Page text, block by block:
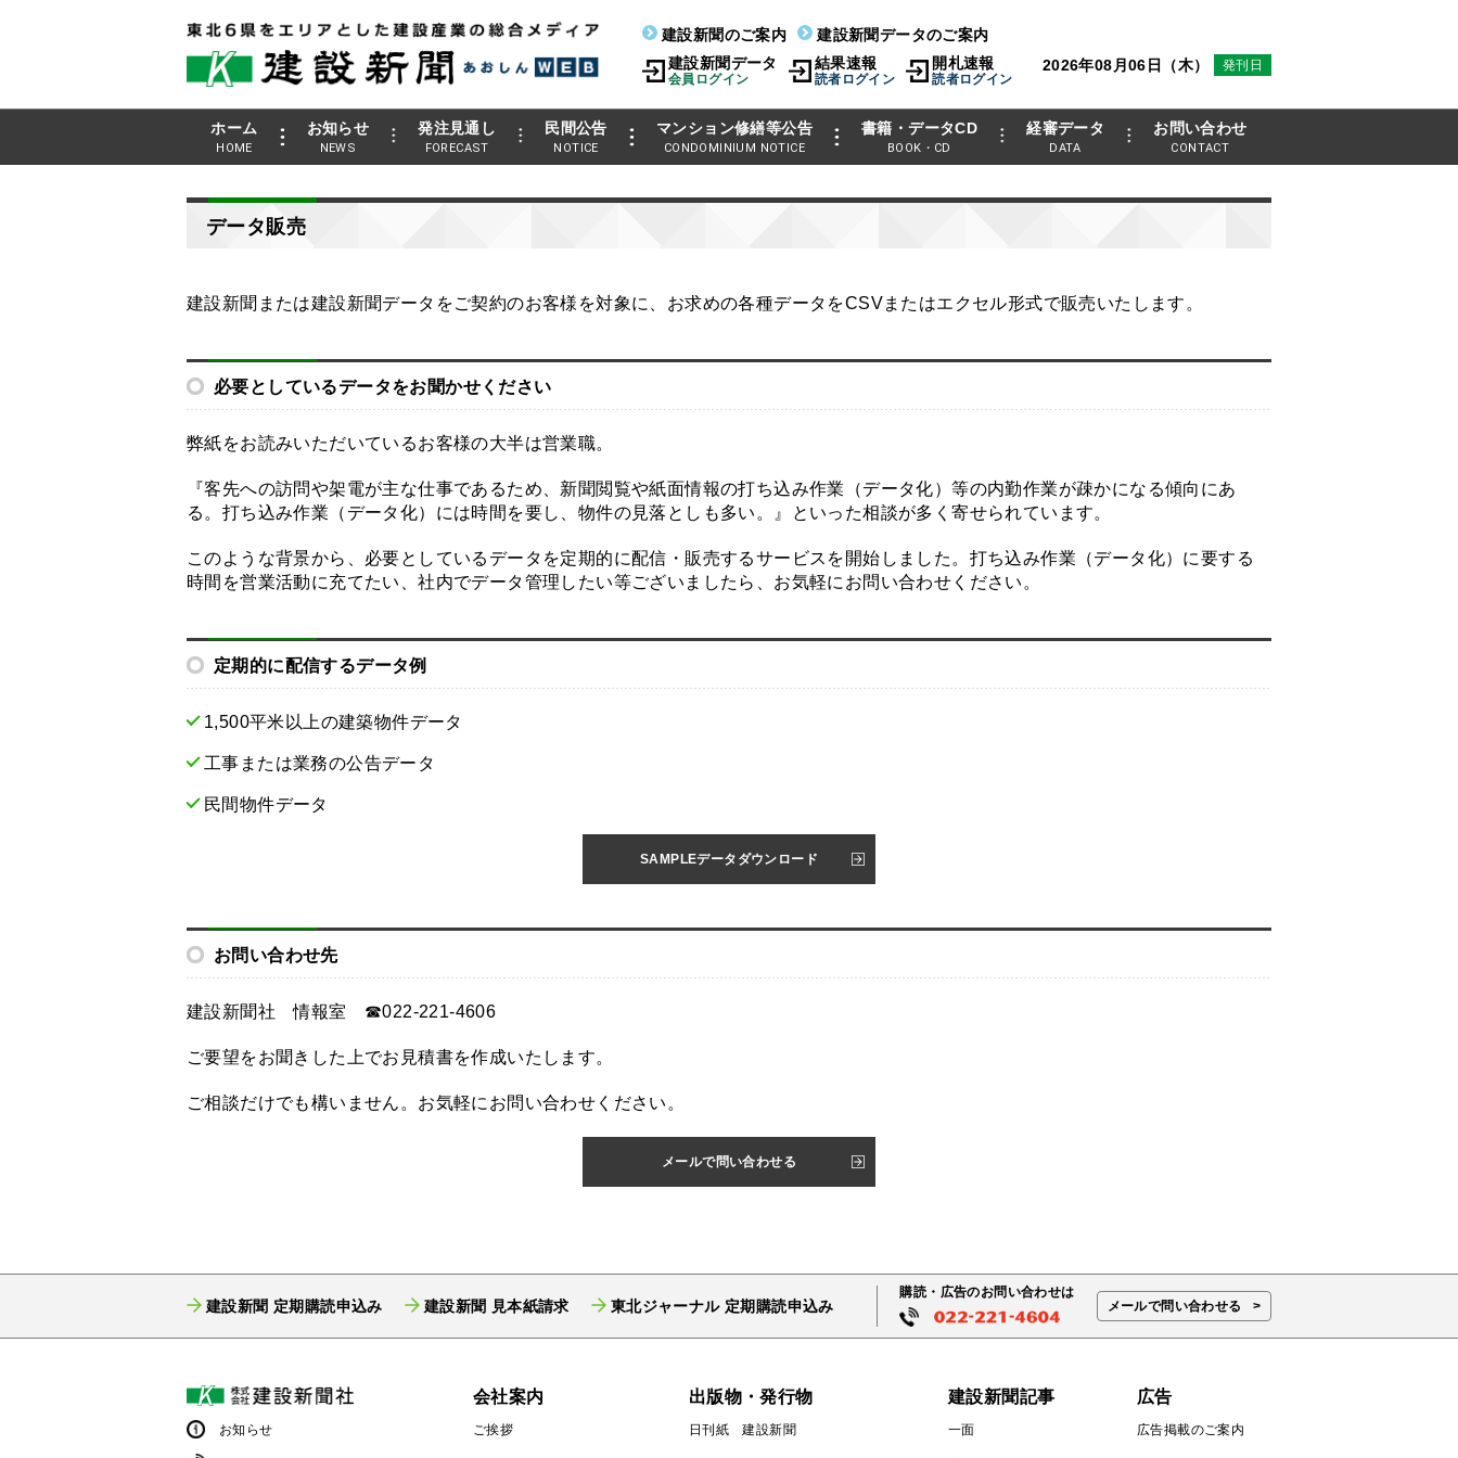
2026年08月06日（木） 発刊日
建設新聞のご案内
建設新聞データのご案内
建設新聞データ
会員ログイン
結果速報
読者ログイン
開札速報
読者ログイン
ホーム
HOME
お知らせ
NEWS
発注見通し
FORECAST
民間公告
NOTICE
マンション修繕等公告
CONDOMINIUM NOTICE
書籍・データCD
BOOK・CD
経審データ
DATA
お問い合わせ
CONTACT
データ販売
建設新聞または建設新聞データをご契約のお客様を対象に、お求めの各種データをCSVまたはエクセル形式で販売いたします。
必要としているデータをお聞かせください
弊紙をお読みいただいているお客様の大半は営業職。
『客先への訪問や架電が主な仕事であるため、新聞閲覧や紙面情報の打ち込み作業（データ化）等の内勤作業が疎かになる傾向にあ
る。打ち込み作業（データ化）には時間を要し、物件の見落としも多い。』といった相談が多く寄せられています。
このような背景から、必要としているデータを定期的に配信・販売するサービスを開始しました。打ち込み作業（データ化）に要する
時間を営業活動に充てたい、社内でデータ管理したい等ございましたら、お気軽にお問い合わせください。
定期的に配信するデータ例
1,500平米以上の建築物件データ
工事または業務の公告データ
民間物件データ
SAMPLEデータダウンロード
お問い合わせ先
建設新聞社 情報室 ☎022-221-4606
ご要望をお聞きした上でお見積書を作成いたします。
ご相談だけでも構いません。お気軽にお問い合わせください。
メールで問い合わせる
建設新聞 定期購読申込み 建設新聞 見本紙請求 東北ジャーナル 定期購読申込み
購読・広告のお問い合わせは
メールで問い合わせる
お知らせ
会社案内
ご挨拶
出版物・発行物
日刊紙 建設新聞
建設新聞記事
一面
広告
広告掲載のご案内